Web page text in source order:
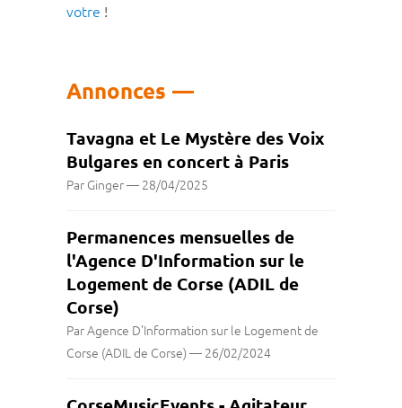
votre !
Annonces
Tavagna et Le Mystère des Voix
Bulgares en concert à Paris
Par Ginger— 28/04/2025
Permanences mensuelles de
l'Agence D'Information sur le
Logement de Corse (ADIL de
Corse)
Par Agence D'Information sur le Logement de
Corse (ADIL de Corse) — 26/02/2024